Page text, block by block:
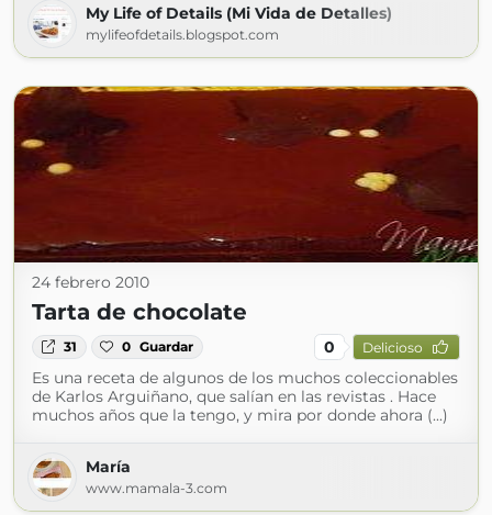
My Life of Details (Mi Vida de Detalles)
mylifeofdetails.blogspot.com
24 febrero 2010
Tarta de chocolate
31 0 Guardar 0 Delicioso
Es una receta de algunos de los muchos coleccionables
de Karlos Arguiñano, que salían en las revistas . Hace
muchos años que la tengo, y mira por donde ahora (...)
María
www.mamala-3.com